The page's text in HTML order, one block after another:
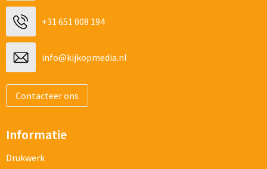
+31 651 008 194
info@kijkopmedia.nl
Contacteer ons
Informatie
Drukwerk